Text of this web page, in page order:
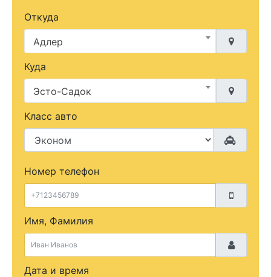
Откуда
Адлер
Куда
Эсто-Садок
Класс авто
Номер телефон
Имя, Фамилия
Дата и время